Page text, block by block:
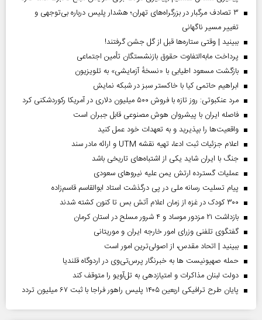
۳ تصادف مرگبار در بزرگراه‌های تهران؛ هشدار پلیس درباره بی‌توجهی و
تغییر مسیر ناگهانی
ببینید | وقتی ستاره‌ها قبل از گل جشن گرفتند!
پرداخت مابه‌التفاوت حقوق بازنشستگان تأمین اجتماعی
بازگشت مسعود اطیابی با «نسخهٔ آزمایشی» به تلویزیون
ابراهیم حاتمی کیا با خاکستر سبز در شبکه نمایش
مرد عنکبوتی: روز تازه با فروش ۵۰۰ میلیون دلاری در آمریکا رکوردشکنی کرد
فاصله ایران با پیشرو‌ان هوش مصنوعی قابل جبران است
واقعیت‌ها را بپذیرید و به تعهدات خود عمل کنید
اعلام جزئیات ثبت ادعا، تهیه نقشه UTM و ارائه مادر سند
جنگ با ایران شاید یکی از اشتباه‌های تاریخی باشد
عملیات گسترده ارتش یمن علیه نیروهای سعودی
پیام تسلیت رسانه ملی در پی درگذشت استاد ابوالقاسم قاسم‌زاده
۳۰۰ کودک در غزه از زمان اعلام آتش بس تا کنون کشته شدند
بازداشت ۲۱ مزدور موساد و ۴ شرور مسلح در استان کرمان
گفتگوی تلفنی وزرای امور خارجه ایران و موریتانی
ببینید | اتحاد مقدس، از اصولی‌ترین امور است
حمله صهیونیست ها به خبرنگار پرس‌تی‌وی در اردوگاه قلندیا
دولت لبنان مذاکرات و امتیازدهی به تل‌آویو را متوقف کند
پایان طرح ترافیکی اربعین ۱۴۰۵ پلیس راهور فراجا با ثبت ۶۷ میلیون تردد